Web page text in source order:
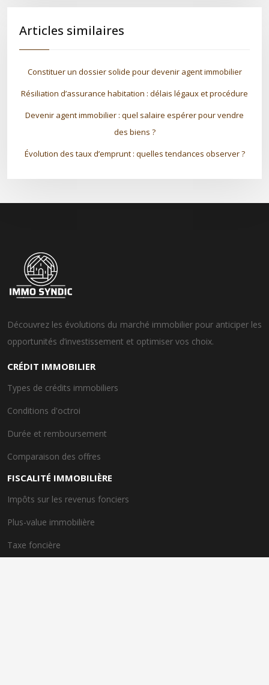
Articles similaires
Constituer un dossier solide pour devenir agent immobilier
Résiliation d’assurance habitation : délais légaux et procédure
Devenir agent immobilier : quel salaire espérer pour vendre
des biens ?
Évolution des taux d’emprunt : quelles tendances observer ?
Découvrez les évolutions du marché immobilier pour anticiper les
opportunités d’investissement et optimiser vos choix.
CRÉDIT IMMOBILIER
Types de crédits immobiliers
Conditions d'octroi
Durée et remboursement
Comparaison des offres
FISCALITÉ IMMOBILIÈRE
Impôts sur les revenus fonciers
Plus-value immobilière
Taxe foncière